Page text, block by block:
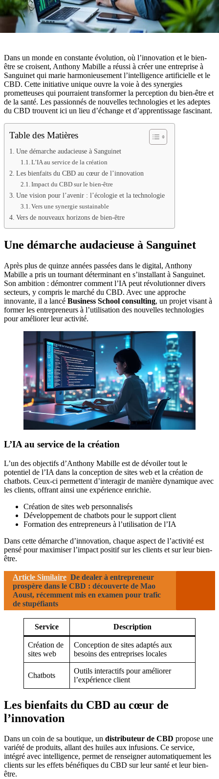
Dans un monde en constante évolution, où l’innovation et le bien-
être se croisent, Anthony Mabille a réussi à créer une entreprise à
Sanguinet qui marie harmonieusement l’intelligence artificielle et le
CBD. Cette initiative unique ouvre la voie à des synergies
prometteuses qui pourraient transformer la perception du bien-être et
de la santé. Les passionnés de nouvelles technologies et les adeptes
du CBD trouvent ici un lieu d’échange et d’apprentissage fascinant.
Table des Matières
Une démarche audacieuse à Sanguinet
L’IA au service de la création
Les bienfaits du CBD au cœur de l’innovation
Impact du CBD sur le bien-être
Une vision pour l’avenir : l’écologie et la technologie
Vers une synergie sustainable
Vers de nouveaux horizons de bien-être
Une démarche audacieuse à Sanguinet
Après plus de quinze années passées dans le digital, Anthony
Mabille a pris un tournant déterminant en s’installant à Sanguinet.
Son ambition : démontrer comment l’IA peut révolutionner divers
secteurs, y compris le marché du CBD. Avec une approche
innovante, il a lancé Business School consulting, un projet visant à
former les entrepreneurs à l’utilisation des nouvelles technologies
pour améliorer leur activité.
L’IA au service de la création
L’un des objectifs d’Anthony Mabille est de dévoiler tout le
potentiel de l’IA dans la conception de sites web et la création de
chatbots. Ceux-ci permettent d’interagir de manière dynamique avec
les clients, offrant ainsi une expérience enrichie.
Création de sites web personnalisés
Développement de chatbots pour le support client
Formation des entrepreneurs à l’utilisation de l’IA
Dans cette démarche d’innovation, chaque aspect de l’activité est
pensé pour maximiser l’impact positif sur les clients et sur leur bien-
être.
Article Similaire De dealer à entrepreneur
prospère dans le CBD : découverte de Mao
Aoust, récemment mis en examen pour trafic
de stupéfiants
Service Description
Création de
sites web
Conception de sites adaptés aux
besoins des entreprises locales
Chatbots
Outils interactifs pour améliorer
l’expérience client
Les bienfaits du CBD au cœur de
l’innovation
Dans un coin de sa boutique, un distributeur de CBD propose une
variété de produits, allant des huiles aux infusions. Ce service,
intégré avec intelligence, permet de renseigner automatiquement les
clients sur les effets bénéfiques du CBD sur leur santé et leur bien-
être.